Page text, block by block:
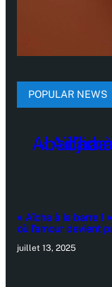
POPULAR NEWS
« Aïcha à la barre !
où l’amour devient
juillet 13, 2025